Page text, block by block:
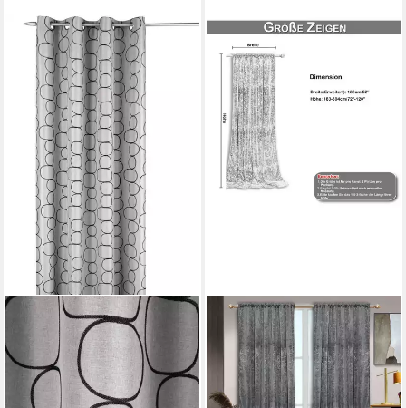
Vorhang Salma (1 St), Ösen,
blickdicht, Fertigschal
26,89 €
lieferbar - in 7-9 Werktagen bei dir
BTTO V&G
Vorhang Gardinen Blickdicht
Vorhang Samt Velvet
Kräuselband (2 St), blickdicht,
Vorhang Wohnzimmer